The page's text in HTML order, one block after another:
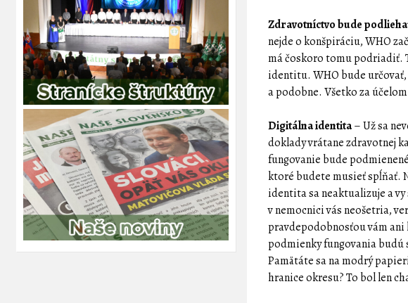
Zdravotníctvo bude
nejde o konšpiráciu, WHO
má čoskoro tomu podriadiť.
identitu. WHO bude
a podobne. Všetko za
Digitálna identita– Už sa
doklady vrátane zdravotnej
fungovanie bude
ktoré budete musieť spĺňať.
identita sa neaktualizuje a
v nemocnici vás neošetria,
pravdepodobnosťou vám ani
podmienky fungovania budú
Pamätáte sa na modrý
hranice okresu? To bol len